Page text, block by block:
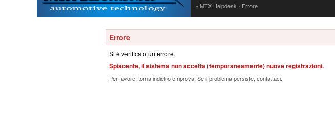
» MTX Helpdesk › Errore
Errore
Si è verificato un errore.
Spiacente, il sistema non accetta (temporaneamente) nuove registrazioni.
Per favore, torna indietro e riprova. Se il problema persiste, contattaci.